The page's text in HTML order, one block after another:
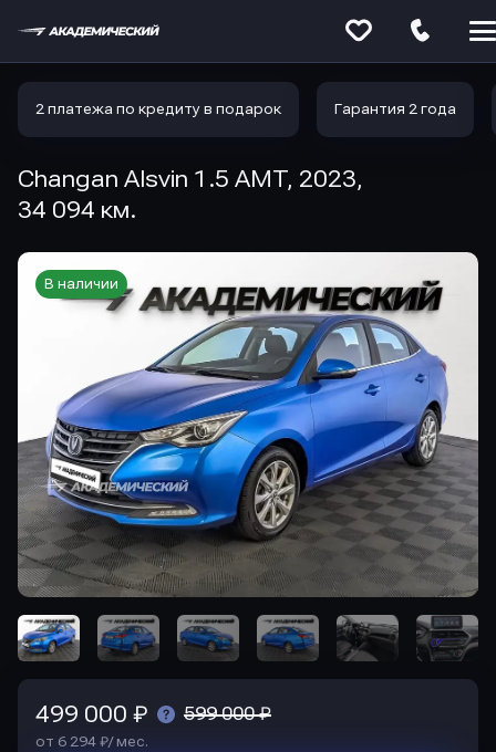
2 платежа по кредиту в подарок Гарантия 2 года
Changan Alsvin 1.5 AMT, 2023,
34 094 км.
В наличии
499 000 ₽ 599 000 ₽
от 6 294 ₽/ мес.